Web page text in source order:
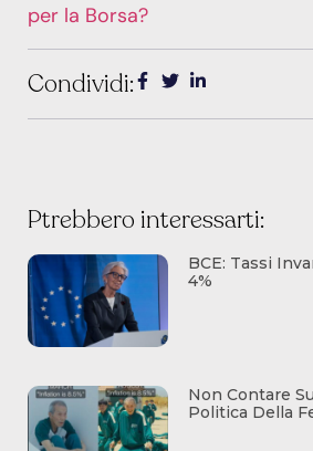
per la Borsa?
Condividi:
Ptrebbero interessarti:
BCE: Tassi
4%
Non Contare
Politica Della